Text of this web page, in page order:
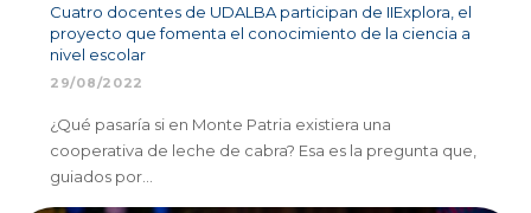
Cuatro docentes de UDALBA participan de IIExplora, el
proyecto que fomenta el conocimiento de la ciencia a
nivel escolar
29/08/2022
¿Qué pasaría si en Monte Patria existiera una
cooperativa de leche de cabra? Esa es la pregunta que,
guiados por…